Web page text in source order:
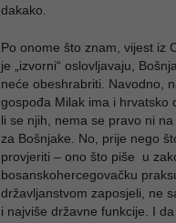
dakako.
Po onome što znam, vijest iz
je „izvorni“ oslovljavaju,
neće obeshrabriti. Navodno,
gospođa Milak ima i hrvatsko
li se njih, nema se pravo ni
za Bošnjake. No, prije nego
provjeriti – ono što piše u
bosanskohercegovačku
državljanstvom zaposjeli, ne
i najviše državne funkcije. I